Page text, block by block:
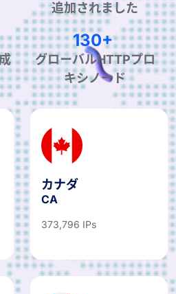
追加されました
190+
グローバルHTTPプロ
キシノード
カナダ
CA
373,796 IPs